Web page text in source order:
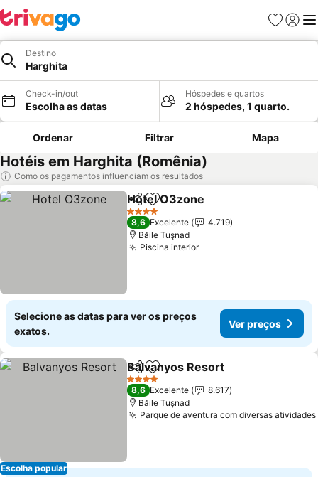
Favoritos
Iniciar
Destino
Harghita
Check-in/out
Escolha as datas
Hóspedes e quartos
2 hóspedes, 1 quarto.
Ordenar Filtrar Mapa
Hotéis em Harghita (Romênia)
Como os pagamentos influenciam os resultados
PartilharAdicionar aos favoritos
Hotel O3zone
4 Estrelas
8,6 Excelente
4.719
Băile Tuşnad
Piscina interior
Selecione as datas para ver os preços
exatos.
Ver preços
Escolha popular
PartilharAdicionar aos favoritos
Balvanyos Resort
4 Estrelas
8,6 Excelente
8.617
Băile Tuşnad
Parque de aventura com diversas atividades